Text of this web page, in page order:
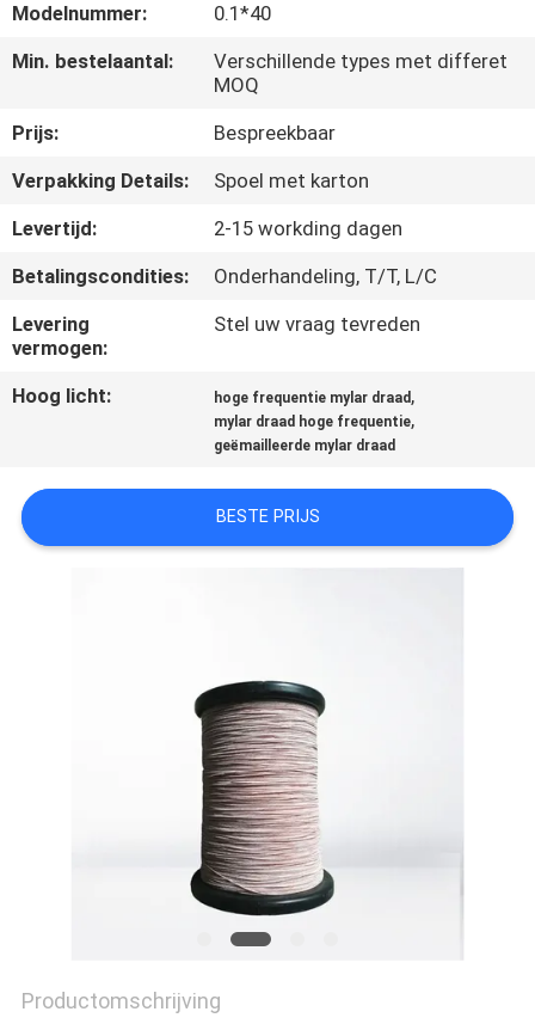
CONTACTEER
NIEUWS
VERZOEK
CITAAT
SITEMAP
PRIVACY
POLICY
Modelnummer:
0.1*40
Min. bestelaantal:
Verschillende types met differet
MOQ
Prijs:
Bespreekbaar
Verpakking Details:
Spoel met karton
Levertijd:
2-15 workding dagen
Betalingscondities:
Onderhandeling, T/T, L/C
Levering
vermogen:
Stel uw vraag tevreden
Hoog licht: hoge frequentie mylar draad ,
mylar draad hoge frequentie,
geëmailleerde mylar draad
BESTE PRIJS
Productomschrijving